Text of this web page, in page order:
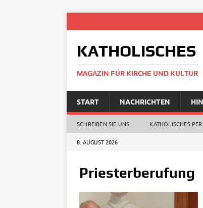
KATHOLISCHES
MAGAZIN FÜR KIRCHE UND KULTUR
START NACHRICHTEN
SCHREIBEN SIE UNS KATHOLISCHES PER
8. AUGUST 2026
Priesterberufung